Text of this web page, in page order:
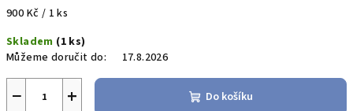
Měrná
900 Kč / 1 ks
Skladem (1 ks)
Můžeme doručit do:
17.8.2026
+
− Do košíku